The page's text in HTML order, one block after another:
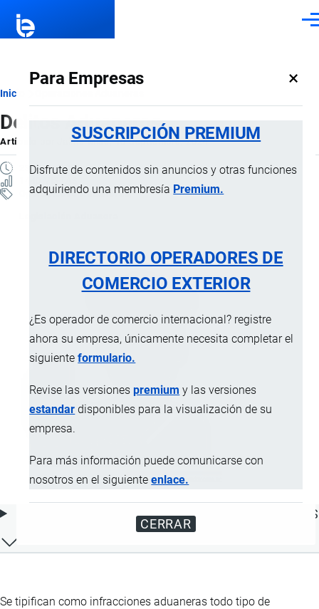
Para Empresas ×
SUSCRIPCIÓN PREMIUM
Disfrute de contenidos sin anuncios y otras funciones
adquiriendo una membresía Premium.
DIRECTORIO OPERADORES DE
COMERCIO EXTERIOR
¿Es operador de comercio internacional? registre
ahora su empresa, únicamente necesita completar el
siguienteformulario.
Revise las versionespremium y las versiones
estandar disponibles para la visualización de su
empresa.
Para más información puede comunicarse con
nosotros en el siguienteenlace.
CERRAR
Ruta
de
navegación
Inicio
Delitos Aduaneros
Artículo Jaime Mise, 10 Septiembre, 2024
23 MINUTOS
Operaciones Aduaneras
ÍNDICE DE CONTENIDOS
Se tipifican como infracciones aduaneras todo tipo de